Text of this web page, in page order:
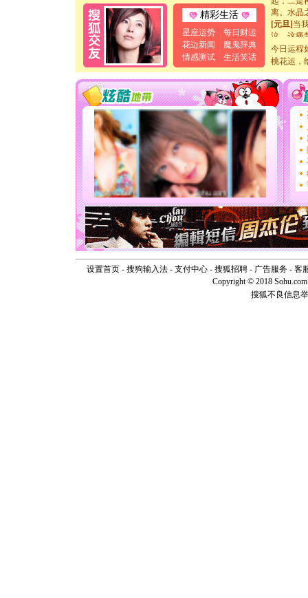
精彩生活
星座运势
每日财运
花边新闻
魔鬼辞典
情感测试
生活笑话
离。水晶
[元旦]当
泣，这痛
[春节]风
颜！冬去
[春节]传
片叶子
送你一
[圣诞节]
你太多
要平安
[圣诞节]
能正大
天都要快
[圣诞节]
如意,快
[元旦]看
断电。爱
你是我专
[元旦]如
起；二是
离。水晶
[元旦]当
泣，这痛
今日运程
桃花运，
设置首页- 搜狗输入法- 支付中心- 搜狐招聘- 广告服务- 客
Copyright © 2018
搜狐不良信息